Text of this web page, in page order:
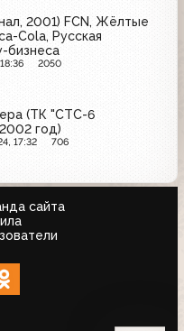
2001) FCN, Жёлтые
Cola, Русская
бизнеса
2050
(ТК "СТС-6
год)
17:32 706
сайта